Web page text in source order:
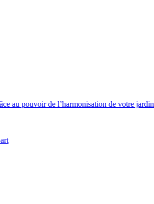
au pouvoir de l’harmonisation de votre jardin